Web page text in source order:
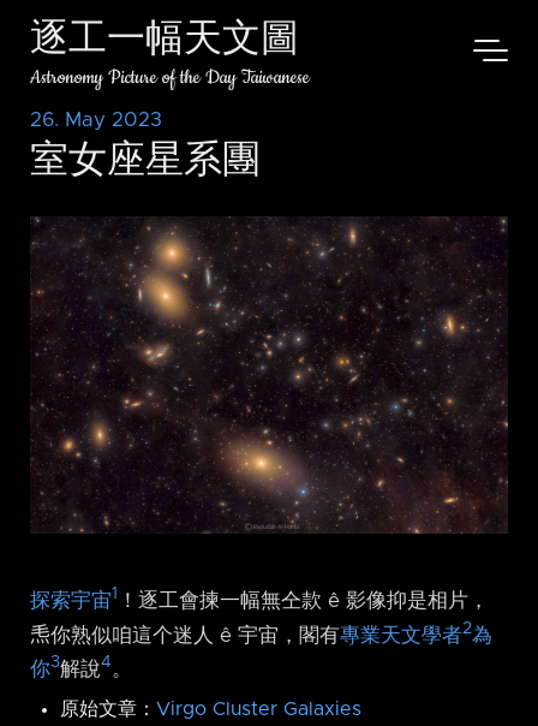
逐工一幅天文圖
Astronomy Picture of the Day Taiwanese
26. May 2023
室女座星系團
探索宇宙1
！逐工會揀一幅無仝款 ê 影像抑是相片，
𤆬你熟似咱這个迷人 ê 宇宙，閣有專業天文學者2為
你3解說4 。
原始文章： Virgo Cluster Galaxies